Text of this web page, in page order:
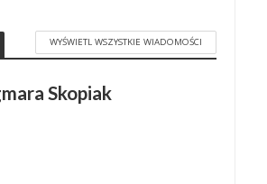
WYŚWIETL WSZYSTKIE WIADOMOŚCI
Skopiak